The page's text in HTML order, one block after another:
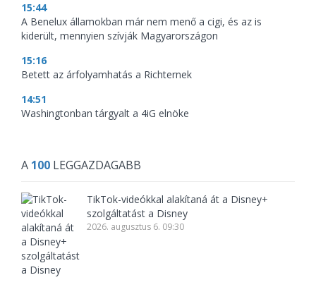
15:44
A Benelux államokban már nem menő a cigi, és az is
kiderült, mennyien szívják Magyarországon
15:16
Betett az árfolyamhatás a Richternek
14:51
Washingtonban tárgyalt a 4iG elnöke
A 100 LEGGAZDAGABB
TikTok-videókkal alakítaná át a Disney+
szolgáltatást a Disney
2026. augusztus 6. 09:30